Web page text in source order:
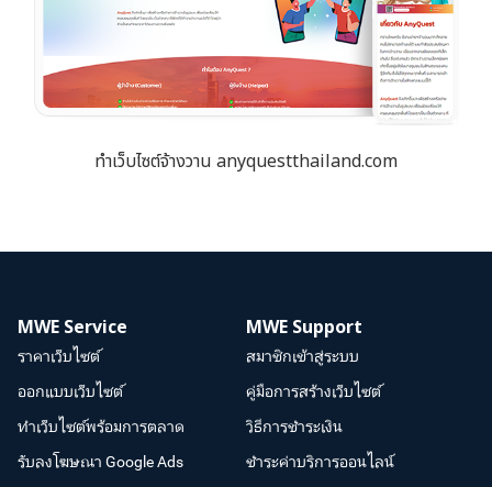
ทำเว็บไซต์จ้างวาน anyquestthailand.com
MWE Service
ราคาเว็บไซต์
ออกแบบเว็บไซต์
ทำเว็บไซต์พร้อมการตลาด
รับลงโฆษณา Google Ads
MWE Support
สมาชิกเข้าสู่ระบบ
คู่มือการสร้างเว็บไซต์
วิธีการชำระเงิน
ชำระค่าบริการออนไลน์